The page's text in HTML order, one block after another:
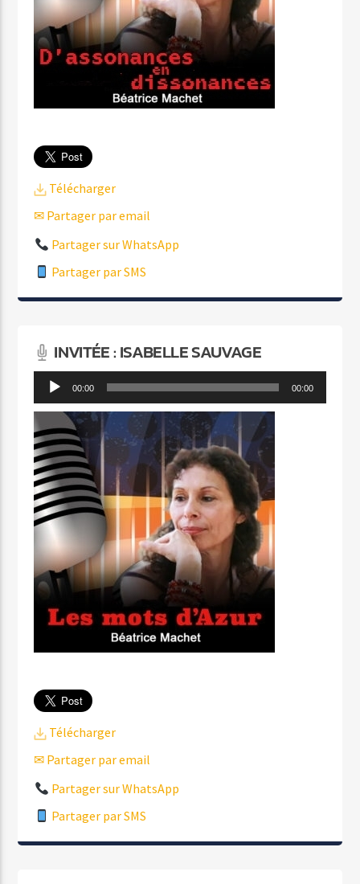
Télécharger
✉ Partager par email
Partager sur WhatsApp
Partager par SMS
INVITÉE : ISABELLE SAUVAGE
Lecteur
audio
00:00 00:00
Télécharger
✉ Partager par email
Partager sur WhatsApp
Partager par SMS